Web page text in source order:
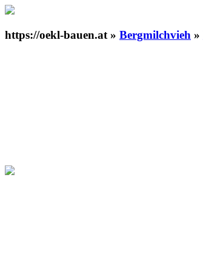
https://oekl-bauen.at » Bergmilchvieh »